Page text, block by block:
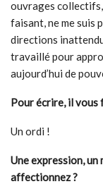
ouvrages collectifs,
faisant, ne me suis
directions
travaillé pour
aujourd’hui de
Pour écrire, il vous
Un ordi !
Une expression, un
affectionnez ?